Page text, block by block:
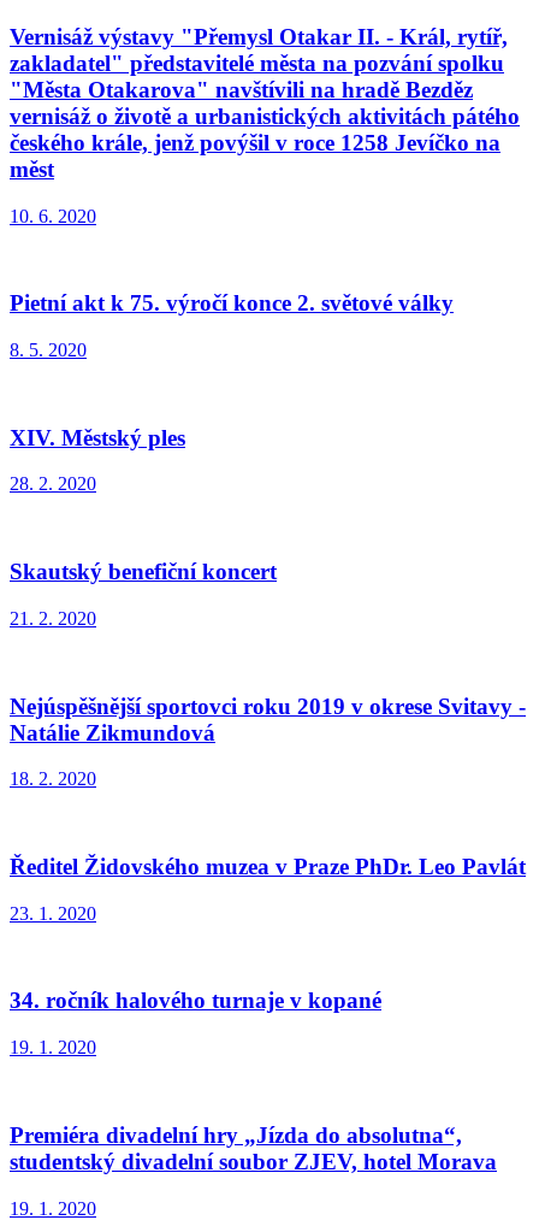
Vernisáž výstavy "Přemysl Otakar II. - Král, rytíř,
zakladatel" představitelé města na pozvání spolku
"Města Otakarova" navštívili na hradě Bezděz
vernisáž o životě a urbanistických aktivitách pátého
českého krále, jenž povýšil v roce 1258 Jevíčko na
měst
10. 6. 2020
Pietní akt k 75. výročí konce 2. světové války
8. 5. 2020
XIV. Městský ples
28. 2. 2020
Skautský benefiční koncert
21. 2. 2020
Nejúspěšnější sportovci roku 2019 v okrese Svitavy -
Natálie Zikmundová
18. 2. 2020
Ředitel Židovského muzea v Praze PhDr. Leo Pavlát
23. 1. 2020
34. ročník halového turnaje v kopané
19. 1. 2020
Premiéra divadelní hry „Jízda do absolutna“,
studentský divadelní soubor ZJEV, hotel Morava
19. 1. 2020